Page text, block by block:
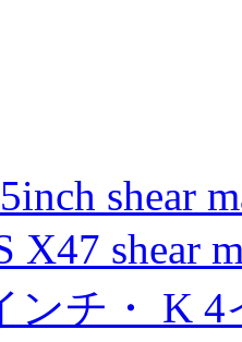
shear
shear
ンチ・ K